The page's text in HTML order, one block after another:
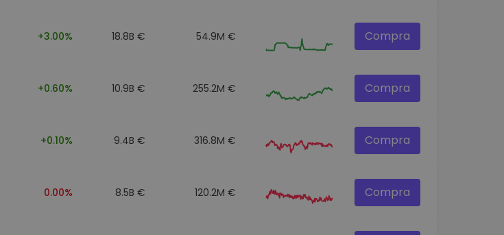
+3.00% 18.8B € 54.9M € Compra
+0.60% 10.9B € 255.2M € Compra
+0.10% 9.4B € 316.8M € Compra
0.00% 8.5B € 120.2M € Compra